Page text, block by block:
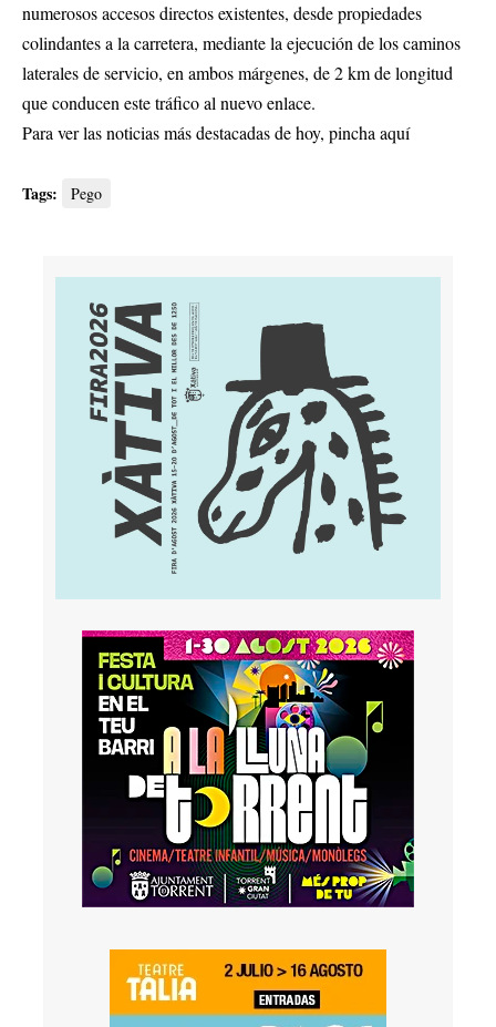
numerosos accesos directos existentes, desde propiedades
colindantes a la carretera, mediante la ejecución de los caminos
laterales de servicio, en ambos márgenes, de 2 km de longitud
que conducen este tráfico al nuevo enlace.
Para ver las noticias más destacadas de hoy, pincha aquí
Tags: Pego